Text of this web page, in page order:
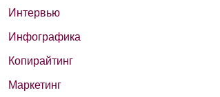
Интервью
Инфографика
Копирайтинг
Маркетинг